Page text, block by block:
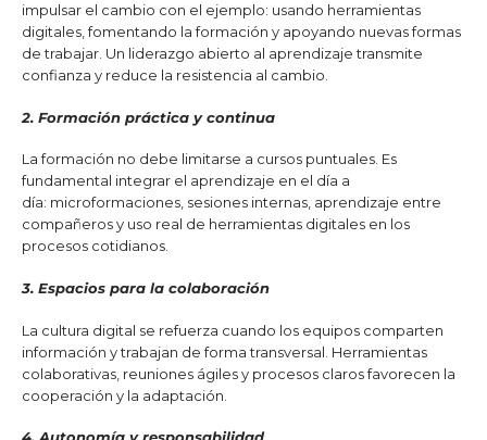
impulsar el cambio con el ejemplo: usando herramientas
digitales, fomentando la formación y apoyando nuevas formas
de trabajar. Un liderazgo abierto al aprendizaje transmite
confianza y reduce la resistencia al cambio.
2. Formación práctica y continua
La formación no debe limitarse a cursos puntuales. Es
fundamental integrar el aprendizaje en el día a
día: microformaciones, sesiones internas, aprendizaje entre
compañeros y uso real de herramientas digitales en los
procesos cotidianos.
3. Espacios para la colaboración
La cultura digital se refuerza cuando los equipos comparten
información y trabajan de forma transversal. Herramientas
colaborativas, reuniones ágiles y procesos claros favorecen la
cooperación y la adaptación.